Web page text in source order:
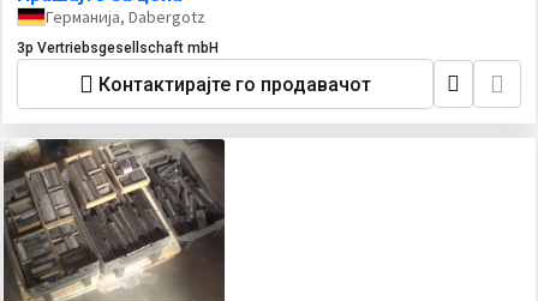
Германија, Dabergotz
3p Vertriebsgesellschaft mbH
Контактирајте го продавачот